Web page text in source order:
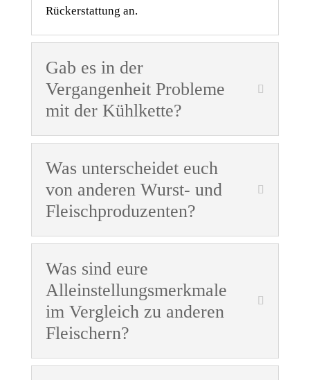
Rückerstattung an.
Gab es in der
Vergangenheit Probleme
mit der Kühlkette?
Was unterscheidet euch
von anderen Wurst- und
Fleischproduzenten?
Was sind eure
Alleinstellungsmerkmale
im Vergleich zu anderen
Fleischern?